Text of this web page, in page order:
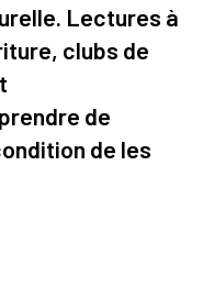
Lectures à
clubs de
de
de les